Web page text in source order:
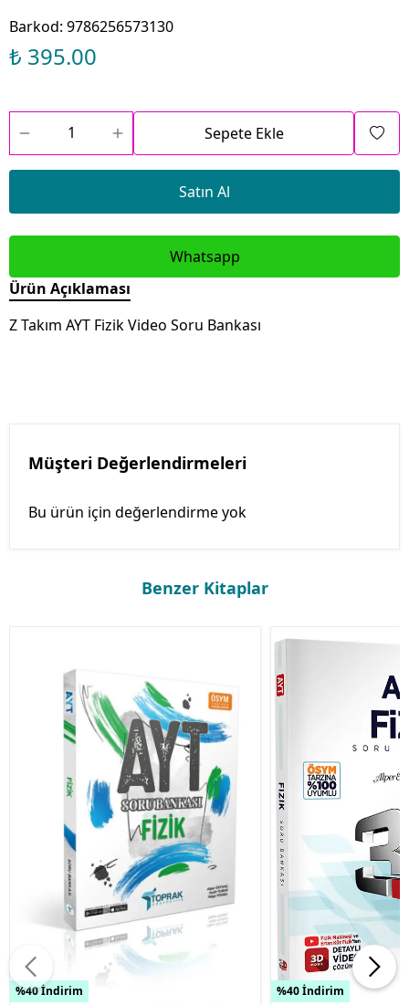
Barkod: 9786256573130
₺ 395.00
Sepete Ekle
Satın Al
Whatsapp
Ürün Açıklaması
Z Takım AYT Fizik Video Soru Bankası
Müşteri Değerlendirmeleri
Bu ürün için değerlendirme yok
Benzer Kitaplar
%40 İndirim %40 İndirim